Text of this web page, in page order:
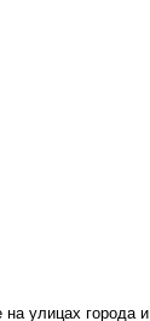
улицах города и